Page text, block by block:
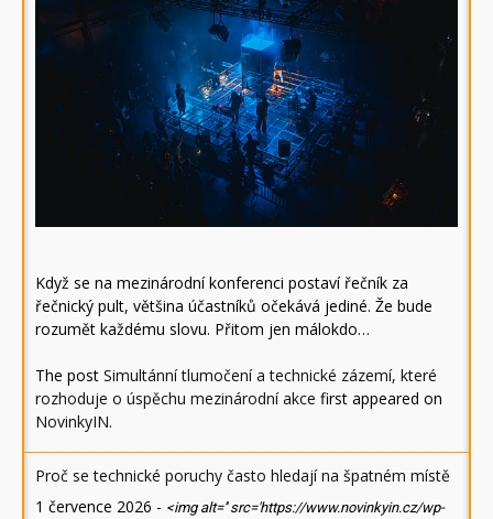
Když se na mezinárodní konferenci postaví řečník za
řečnický pult, většina účastníků očekává jediné. Že bude
rozumět každému slovu. Přitom jen málokdo…
The post Simultánní tlumočení a technické zázemí, které
rozhoduje o úspěchu mezinárodní akce first appeared on
NovinkyIN.
Proč se technické poruchy často hledají na špatném místě
1 července 2026 - <img alt='' src='https://www.novinkyin.cz/wp-